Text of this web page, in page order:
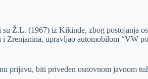
Ž.L. (1967) iz Kikinde, zbog postojanja
Zrenjanina, upravljao automobilom “VW
prijavu, biti priveden osnovnom javnom